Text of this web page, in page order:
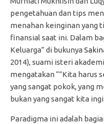
pengetahuan dan tips
menahan keinginan yang
finansial saat ini. Dalam
Keluarga” di bukunya
2014), suami isteri
mengatakan “”Kita harus
yang sangat pokok, yang
bukan yang sangat kita
Paradigma ini adalah